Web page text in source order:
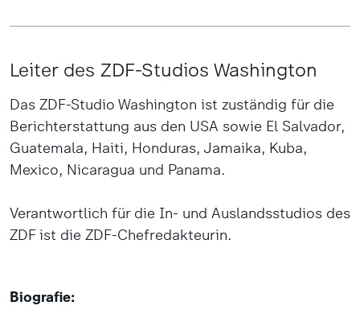
Leiter des ZDF-Studios Washington
Das ZDF-Studio Washington ist zuständig für die
Berichterstattung aus den USA sowie El Salvador,
Guatemala, Haiti, Honduras, Jamaika, Kuba,
Mexico, Nicaragua und Panama.
Verantwortlich für die In- und Auslandsstudios des
ZDF ist die ZDF-Chefredakteurin.
Biografie: